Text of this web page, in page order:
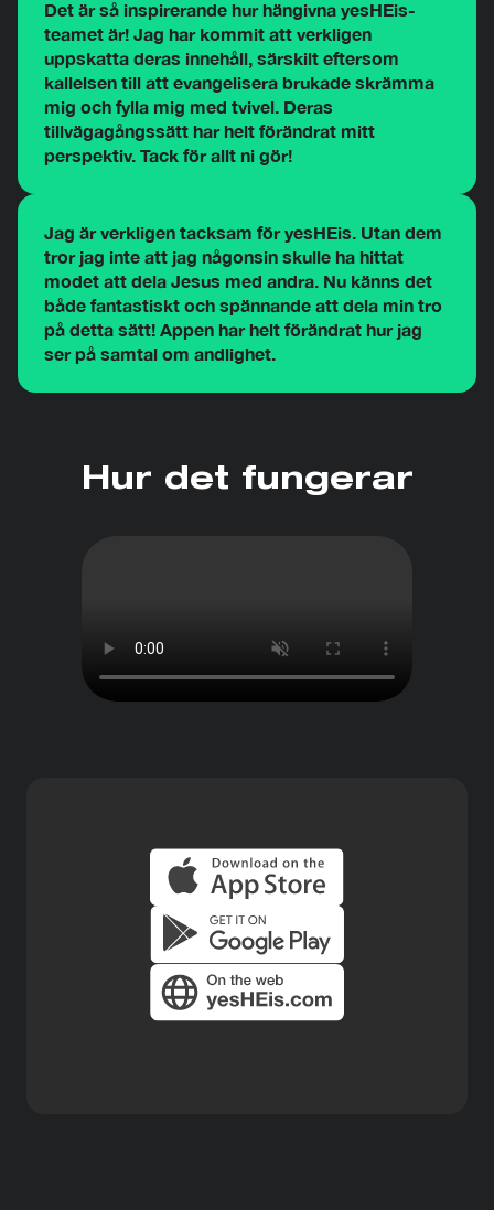
Det är så inspirerande hur hängivna yesHEis-
teamet är! Jag har kommit att verkligen
uppskatta deras innehåll, särskilt eftersom
kallelsen till att evangelisera brukade skrämma
mig och fylla mig med tvivel. Deras
tillvägagångssätt har helt förändrat mitt
perspektiv. Tack för allt ni gör!
Jag är verkligen tacksam för yesHEis. Utan dem
tror jag inte att jag någonsin skulle ha hittat
modet att dela Jesus med andra. Nu känns det
både fantastiskt och spännande att dela min tro
på detta sätt! Appen har helt förändrat hur jag
ser på samtal om andlighet.
Hur det fungerar